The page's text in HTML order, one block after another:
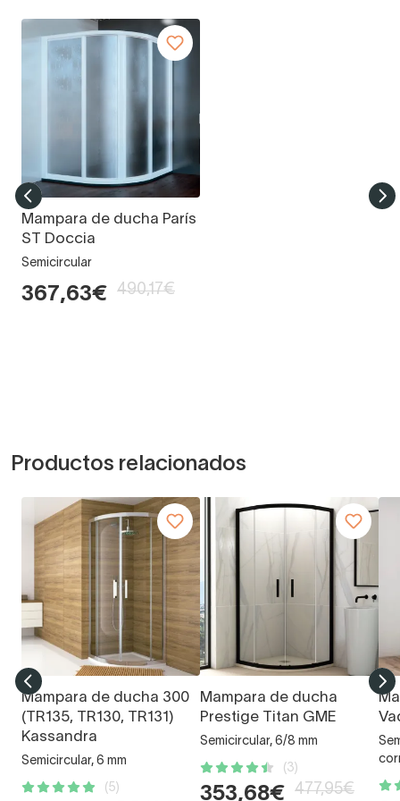
Mampara de ducha París
ST Doccia
Semicircular
367,63€ 490,17€
Productos relacionados
Mampara de ducha 300
(TR135, TR130, TR131)
Kassandra
Semicircular, 6 mm
(5)
Mampara de ducha
Prestige Titan GME
Semicircular, 6/8 mm
(3)
353,68€ 477,95€